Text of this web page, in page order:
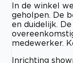
In de winkel
geholpen. De
en duidelijk.
medewerker.
Inrichting